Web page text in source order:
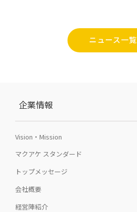
ニュース一覧
企業情報
Vision・Mission
マクアケ スタンダード
トップメッセージ
会社概要
経営陣紹介